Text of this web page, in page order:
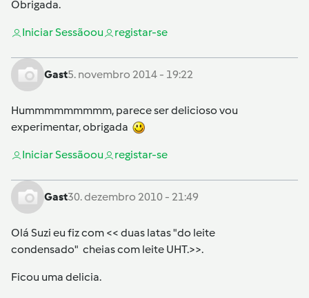
Obrigada.
Iniciar Sessãoou registar-se
Gast5. novembro 2014 - 19:22
Hummmmmmmmm, parece ser delicioso vou
experimentar, obrigada
Iniciar Sessãoou registar-se
Gast30. dezembro 2010 - 21:49
Olá Suzi eu fiz com << duas latas "do leite
condensado" cheias com leite UHT.>>.
Ficou uma delicia.